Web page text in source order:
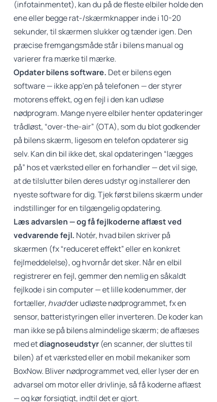
(infotainmentet), kan du på de fleste elbiler holde den
ene eller begge rat-/skærmknapper inde i 10-20
sekunder, til skærmen slukker og tænder igen. Den
præcise fremgangsmåde står i bilens manual og
varierer fra mærke til mærke.
Opdater bilens software. Det er bilens egen
software — ikke app’en på telefonen — der styrer
motorens effekt, og en fejl i den kan udløse
nødprogram. Mange nyere elbiler henter opdateringer
trådløst, “over-the-air” (OTA), som du blot godkender
på bilens skærm, ligesom en telefon opdaterer sig
selv. Kan din bil ikke det, skal opdateringen “lægges
på” hos et værksted eller en forhandler — det vil sige,
at de tilslutter bilen deres udstyr og installerer den
nyeste software for dig. Tjek først bilens skærm under
indstillinger for en tilgængelig opdatering.
Læs advarslen — og få fejlkoderne aflæst ved
vedvarende fejl. Notér, hvad bilen skriver på
skærmen (fx “reduceret effekt” eller en konkret
fejlmeddelelse), og hvornår det sker. Når en elbil
registrerer en fejl, gemmer den nemlig en såkaldt
fejlkode i sin computer — et lille kodenummer, der
fortæller, hvadder udløste nødprogrammet, fx en
sensor, batteristyringen eller inverteren. De koder kan
man ikke se på bilens almindelige skærm; de aflæses
med etdiagnoseudstyr (en scanner, der sluttes til
bilen) af et værksted eller en mobil mekaniker som
BoxNow. Bliver nødprogrammet ved, eller lyser der en
advarsel om motor eller drivlinje, så få koderne aflæst
— og kør forsigtigt, indtil det er gjort.